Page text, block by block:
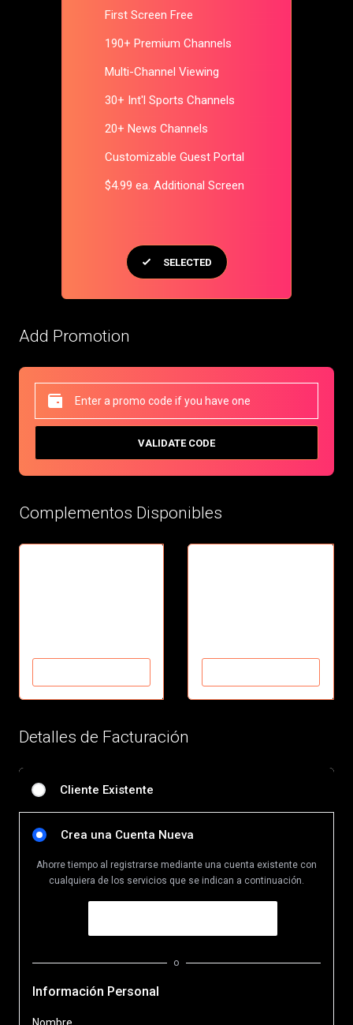
First Screen Free
190+ Premium Channels
Multi-Channel Viewing
30+ Int'l Sports Channels
20+ News Channels
Customizable Guest Portal
$4.99 ea. Additional Screen
SELECTED
Add Promotion
VALIDATE CODE
Complementos Disponibles
Detalles de Facturación
Cliente Existente
Crea una Cuenta Nueva
Ahorre tiempo al registrarse mediante una cuenta existente con
cualquiera de los servicios que se indican a continuación.
o
Información Personal